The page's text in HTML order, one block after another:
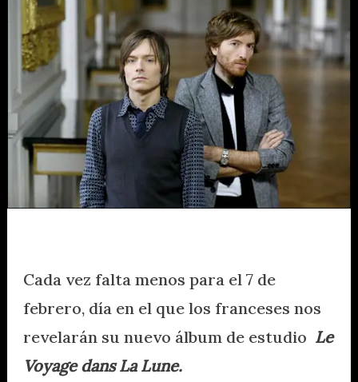
canción
de
Air
Cada vez falta menos para el 7 de
febrero, día en el que los franceses nos
revelarán su nuevo álbum de estudio Le
Voyage dans La Lune.